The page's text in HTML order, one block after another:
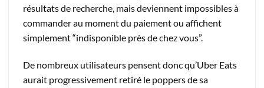
résultats de recherche, mais deviennent impossibles à
commander au moment du paiement ou affichent
simplement “indisponible près de chez vous”.
De nombreux utilisateurs pensent donc qu’Uber Eats
aurait progressivement retiré le poppers de sa